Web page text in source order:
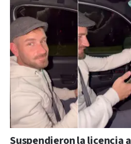
Suspendieron la licencia